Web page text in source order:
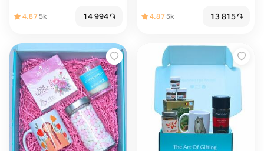
4.875k 14 994֏ 4.875k 13 815֏